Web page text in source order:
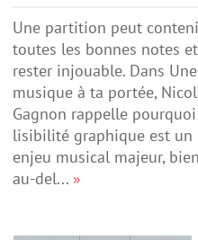
Une partition peut
toutes les bonnes notes et
rester injouable. Dans Une
musique à ta portée,
Gagnon rappelle
lisibilité graphique est un
enjeu musical majeur, bien
au-del... »